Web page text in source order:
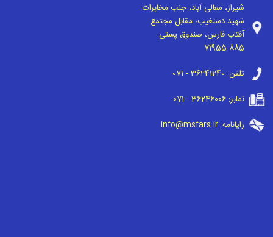
شیراز، معالی آباد، جنب مخابرات
شهید دستغیب، مقابل مجتمع
آفتاب فارس، صندوق پستی:
71955-885
تلفن: 071 - 36241240
نمابر:071 - 36246006
رایانامه:info@msfars.ir